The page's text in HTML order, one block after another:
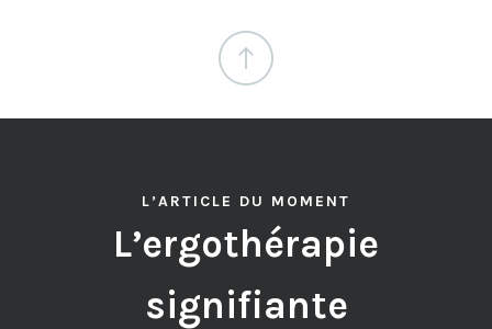
L’ARTICLE DU MOMENT
L’ergothérapie
signifiante